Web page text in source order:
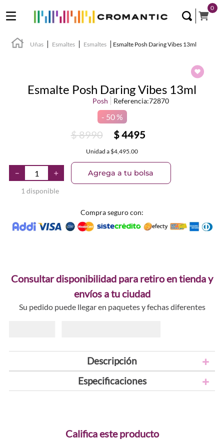
0
Uñas Esmaltes Esmaltes Esmalte Posh Daring Vibes 13ml
Esmalte Posh Daring Vibes 13ml
Posh Referencia:72870
50 %
$8990 $4495
Unidad a $4,495.00
＋
－
1 disponible
Agrega a tu bolsa
Compra seguro con:
Consultar disponibilidad para retiro en tienda y
envíos a tu ciudad
Su pedido puede llegar en paquetes y fechas diferentes
Descripción
Especificaciones
Califica este producto